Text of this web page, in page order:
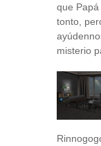
que
tonto,
misterio